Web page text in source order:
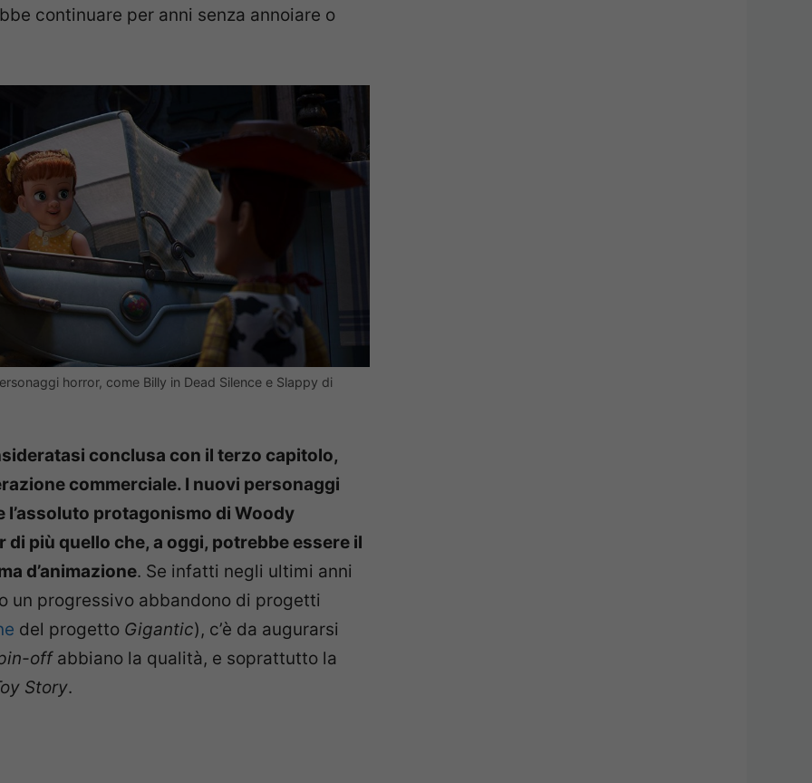
continuare per anni senza annoiare o
horror, come Billy in Dead Silence e Slappy di
conclusa con il terzo capitolo,
commerciale. I nuovi personaggi
l’assoluto protagonismo di Woody
più quello che, a oggi, potrebbe essere il
d’animazione. Se infatti negli ultimi anni
un progressivo abbandono di progetti
del progetto Gigantic), c’è da augurarsi
offabbiano la qualità, e soprattutto la
Story.